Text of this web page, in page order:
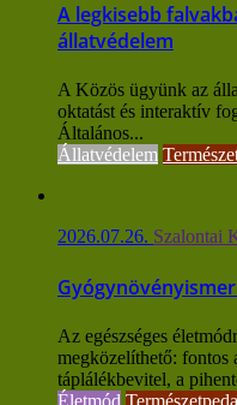
A legkisebb
állatvédelem
A Közös ügyünk az
oktatást és interaktív
Általános...
Állatvédelem
2026.07.26. Szalontai
Az egészséges
megközelíthető: fontos
táplálékbevitel, a
Életmód